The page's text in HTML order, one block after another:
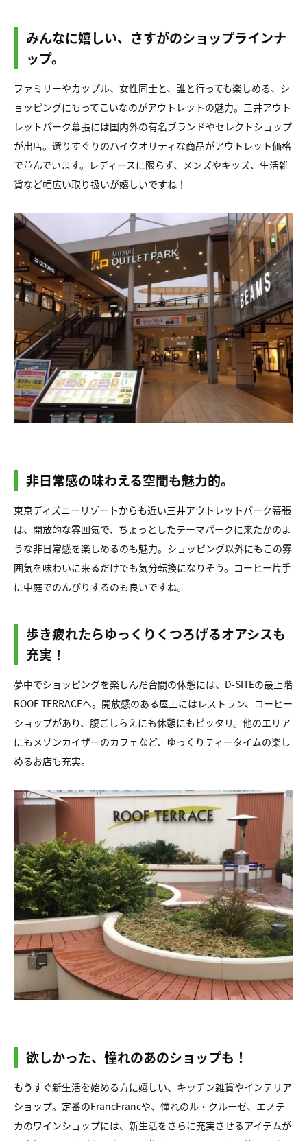
みんなに嬉しい、さすがのショップラインナ
ップ。
ファミリーやカップル、女性同士と、誰と行っても楽しめる、シ
ョッピングにもってこいなのがアウトレットの魅力。三井アウト
レットパーク幕張には国内外の有名ブランドやセレクトショップ
が出店。選りすぐりのハイクオリティな商品がアウトレット価格
で並んでいます。レディースに限らず、メンズやキッズ、生活雑
貨など幅広い取り扱いが嬉しいですね！
非日常感の味わえる空間も魅力的。
東京ディズニーリゾートからも近い三井アウトレットパーク幕張
は、開放的な雰囲気で、ちょっとしたテーマパークに来たかのよ
うな非日常感を楽しめるのも魅力。ショッピング以外にもこの雰
囲気を味わいに来るだけでも気分転換になりそう。コーヒー片手
に中庭でのんびりするのも良いですね。
歩き疲れたらゆっくりくつろげるオアシスも
充実！
夢中でショッピングを楽しんだ合間の休憩には、D-SITEの最上階
ROOF TERRACEへ。開放感のある屋上にはレストラン、コーヒー
ショップがあり、腹ごしらえにも休憩にもピッタリ。他のエリア
にもメゾンカイザーのカフェなど、ゆっくりティータイムの楽し
めるお店も充実。
欲しかった、憧れのあのショップも！
もうすぐ新生活を始める方に嬉しい、キッチン雑貨やインテリア
ショップ。定番のFrancFrancや、憧れのル・クルーゼ、エノテ
カのワインショップには、新生活をさらに充実させるアイテムが